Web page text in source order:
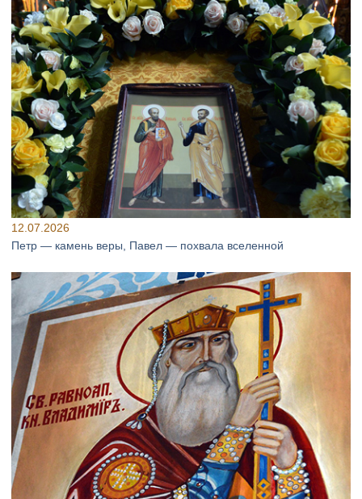
12.07.2026
Петр — камень веры, Павел — похвала вселенной